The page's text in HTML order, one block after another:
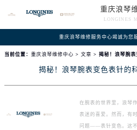
重庆浪琴
LONGINES
重庆浪琴维修服务中心竭诚为您
当前位置： 重庆浪琴维修中心 > 文章 > 揭秘！浪琴腕
揭秘！浪琴腕表变色表针的
在腕表的世界里，浪琴
表迷的喜爱。然而，有
问题——表针变色。这